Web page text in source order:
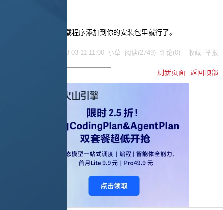
5、再把这个新的卸载程序添加到你的安装包里就行了。
2008-03-11 11:00 小草 阅读(2749) 评论(0) 收藏 举报
刷新页面 返回顶部